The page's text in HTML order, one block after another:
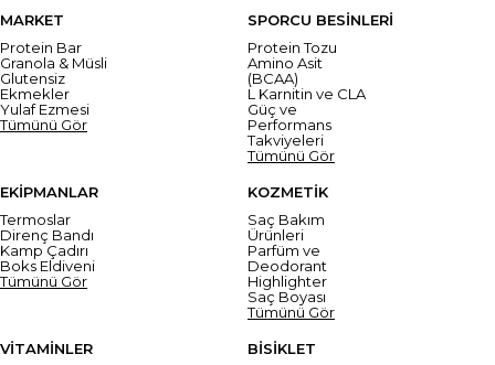
MARKET
Protein Bar
Granola & Müsli
Glutensiz
Ekmekler
Yulaf Ezmesi
Tümünü Gör
SPORCU BESİNLERİ
Protein Tozu
Amino Asit
(BCAA)
L Karnitin ve CLA
Güç ve
Performans
Takviyeleri
Tümünü Gör
EKİPMANLAR
Termoslar
Direnç Bandı
Kamp Çadırı
Boks Eldiveni
Tümünü Gör
KOZMETİK
Saç Bakım
Ürünleri
Parfüm ve
Deodorant
Highlighter
Saç Boyası
Tümünü Gör
VİTAMİNLER
BİSİKLET